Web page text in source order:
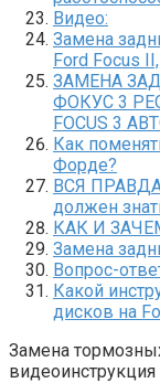
Видео:
Замена
Ford Focus
ЗАМЕНА
ФОКУС 3
FOCUS 3
Как
Форде?
ВСЯ
должен
КАК И
Замена
Вопрос-
Какой
дисков на
Замена